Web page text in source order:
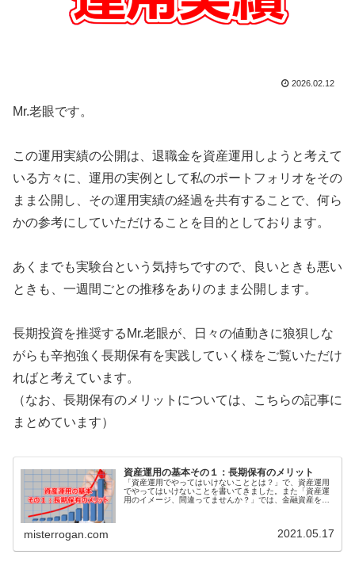
2026.02.12
Mr.老眼です。
この運用実績の公開は、退職金を資産運用しようと考えて
いる方々に、運用の実例として私のポートフォリオをその
まま公開し、その運用実績の経過を共有することで、何ら
かの参考にしていただけることを目的としております。
あくまでも実験台という気持ちですので、良いときも悪い
ときも、一週間ごとの推移をありのまま公開します。
長期投資を推奨するMr.老眼が、日々の値動きに狼狽しな
がらも辛抱強く長期保有を実践していく様をご覧いただけ
ればと考えています。
（なお、長期保有のメリットについては、こちらの記事に
まとめています）
資産運用の基本その１：長期保有のメリット
「資産運用でやってはいけないこととは？」で、資産運用
でやってはいけないことを書いてきました。また「資産運
用のイメージ、間違ってませんか？」では、金融資産を労
misterrogan.com 2021.05.17